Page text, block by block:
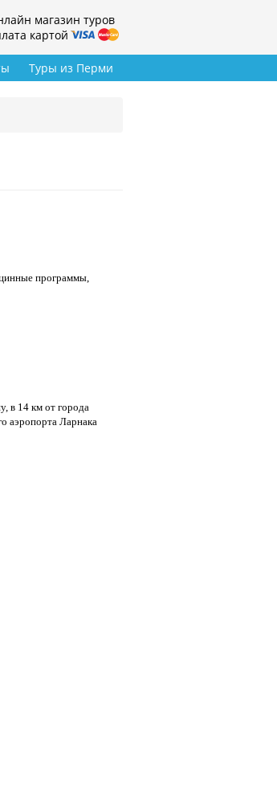
магазин туров
картой
Туры из Перми
программы,
в 14 км от города
аэропорта Ларнака